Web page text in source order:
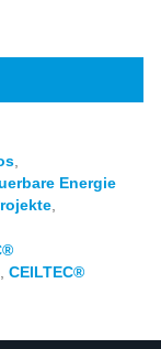
,
Energie
CEILTEC®